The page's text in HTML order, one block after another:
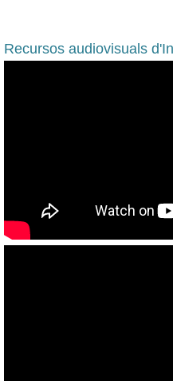
Recursos audiovisuals